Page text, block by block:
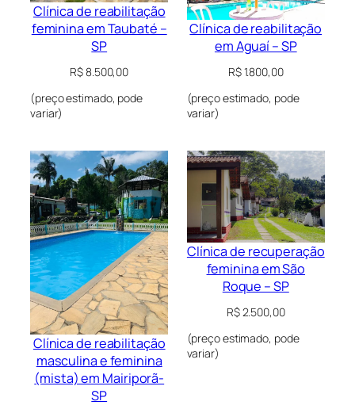
Clínica de reabilitação
feminina em Taubaté –
SP
R$8.500,00
(preço estimado, pode
variar)
Clínica de reabilitação
em Aguaí – SP
R$1.800,00
(preço estimado, pode
variar)
Clínica de reabilitação
masculina e feminina
(mista) em Mairiporã-
SP
Clínica de recuperação
feminina em São
Roque – SP
R$2.500,00
(preço estimado, pode
variar)